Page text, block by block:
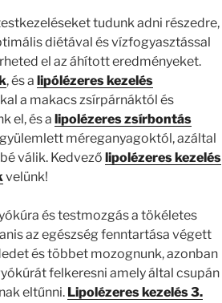
tudunk adni részedre,
diétával és vízfogyasztással
el az áhított eredményeket.
, és a lipólézeres kezelés
a makacs zsírpárnáktól és
el, és a lipolézeres zsírbontás
méreganyagoktól, azáltal
válik. Kedvező lipolézeres kezelés
velünk!
és testmozgás a tökéletes
az egészség fenntartása végett
és többet mozognunk, azonban
felkeresni amely által csupán
eltűnni. Lipolézeres kezelés 3.